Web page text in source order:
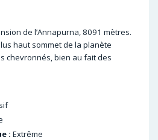
de l’Annapurna, 8091 mètres.
haut sommet de la planète
chevronnés, bien au fait des
: Extrême